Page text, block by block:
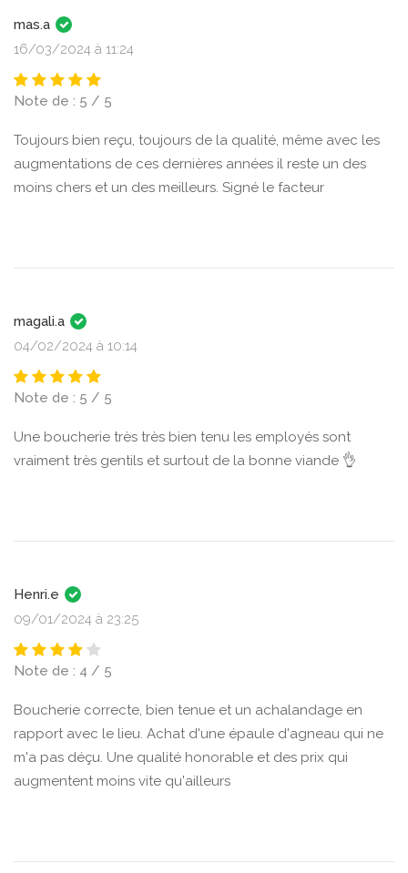
mas.a
16/03/2024 à 11:24
Note de : 5 / 5
Toujours bien reçu, toujours de la qualité, même avec les
augmentations de ces dernières années il reste un des
moins chers et un des meilleurs. Signé le facteur
magali.a
04/02/2024 à 10:14
Note de : 5 / 5
Une boucherie très très bien tenu les employés sont
vraiment très gentils et surtout de la bonne viande 👌
Henri.e
09/01/2024 à 23:25
Note de : 4 / 5
Boucherie correcte, bien tenue et un achalandage en
rapport avec le lieu. Achat d'une épaule d'agneau qui ne
m'a pas déçu. Une qualité honorable et des prix qui
augmentent moins vite qu'ailleurs